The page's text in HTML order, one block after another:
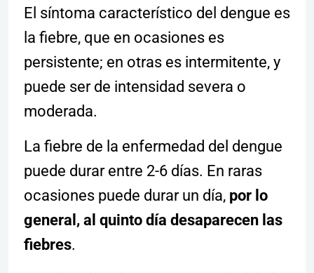
El síntoma característico del dengue es
la fiebre, que en ocasiones es
persistente; en otras es intermitente, y
puede ser de intensidad severa o
moderada.
La fiebre de la enfermedad del dengue
puede durar entre 2-6 días. En raras
ocasiones puede durar un día, por lo
general, al quinto día desaparecen las
fiebres.